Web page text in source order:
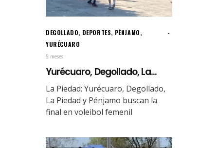
DEGOLLADO, DEPORTES, PÉNJAMO,
YURÉCUARO
5 meses.
Yurécuaro, Degollado, La...
La Piedad: Yurécuaro, Degollado,
La Piedad y Pénjamo buscan la
final en voleibol femenil